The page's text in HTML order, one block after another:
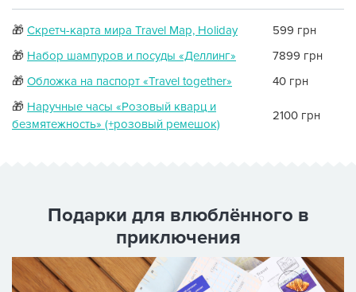
🎁 Скретч-карта мира Travel Map, Holiday
599 грн
🎁 Набор шампуров и посуды «Деллинг»
7899 грн
🎁 Обложка на паспорт «Travel together»
40 грн
🎁 Наручные часы «Розовый кварц и
безмятежность» (+розовый ремешок)
2100 грн
Подарки для влюблённого в
приключения